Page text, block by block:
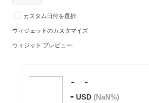
カスタム日付を選択
ウィジェットのカスタマイズ
ウィジット プレビュー: